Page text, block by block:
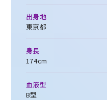
出身地
東京都
身長
174cm
血液型
B型